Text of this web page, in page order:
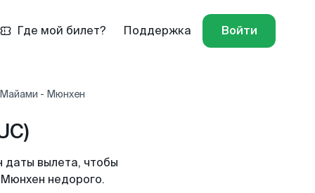
Где мой билет? Поддержка Войти
- Мюнхен
вылета, чтобы
недорого.